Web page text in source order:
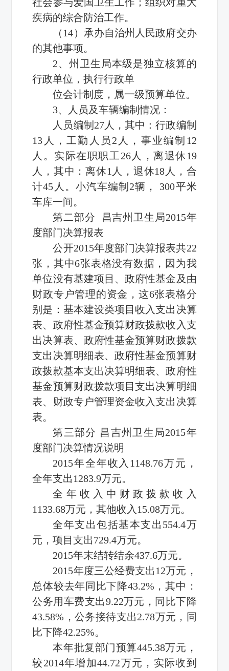
疾病的综合防治工作。
（14）承办自治州人民政府交办
的其他事项。
2、州卫生局本级是独立核算的
行政单位，执行行政单
位会计制度，属一级预算单位。
3、人员及车辆编制情况：
人员编制27人，其中：行政编制
13人，工勤人员2人，事业编制12
人。实际在职职工26人，离退休19
人，其中：离休1人，退休18人，合
计45人。小汽车编制2辆， 300平米
车库一间。
第二部分 昌吉州卫生局2015年
度部门决算报表
公开2015年度部门决算报表共22
张，其中6张表格没有数据，因为我
单位没有基建项目、政府性基金及由
财政专户管理的资金，这6张表格分
别是：基本建设类项目收入支出决算
表、政府性基金预算财政拨款收入支
出决算表、政府性基金预算财政拨款
支出决算明细表、政府性基金预算财
政拨款基本支出决算明细表、政府性
基金预算财政拨款项目支出决算明细
表、财政专户管理资金收入支出决算
表。
第三部分 昌吉州卫生局2015年
度部门决算情况说明
2015年全年收入1148.76万元，
全年支出1283.9万元。
全年收入中财政拨款收入
1133.68万元，其他收入15.08万元。
全年支出包括基本支出554.4万
元，项目支出729.4万元。
2015年末结转结余437.6万元。
2015年度三公经费支出12万元，
总体较去年同比下降43.2%，其中：
公务用车费支出9.22万元，同比下降
43.58%，公务接待支出2.78万元，同
比下降42.25%。
本年批复部门预算445.38万元，
较2014年增加44.72万元，实际收到